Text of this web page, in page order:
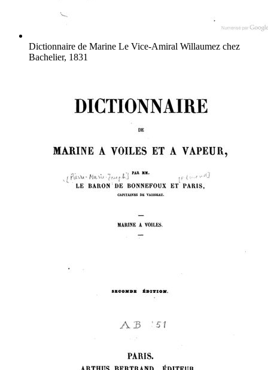
Dictionnaire de Marine Le Vice-Amiral Willaumez chez
Bachelier, 1831